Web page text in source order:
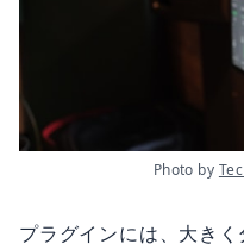
Photo by
プラグインには、大きく